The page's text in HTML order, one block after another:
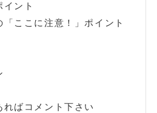
イント
「ここに注意！」ポイント
ればコメント下さい